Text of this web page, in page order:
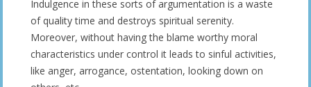
Indulgence in these sorts of argumentation is a waste
of quality time and destroys spiritual serenity.
Moreover, without having the blame worthy moral
characteristics under control it leads to sinful activities,
like anger, arrogance, ostentation, looking down on